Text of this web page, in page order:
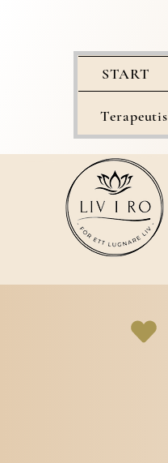
START